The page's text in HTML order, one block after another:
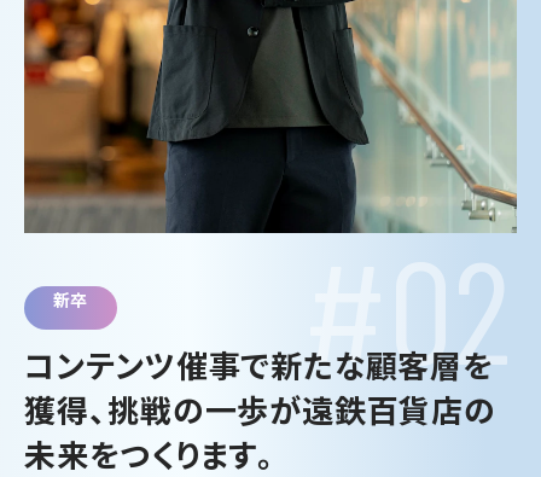
#02
新卒
コンテンツ催事で新たな顧客層を
獲得、挑戦の一歩が遠鉄百貨店の
未来をつくります。